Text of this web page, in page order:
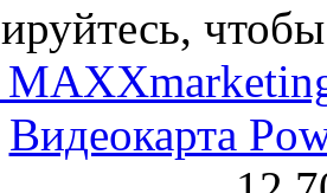
Видеокарта